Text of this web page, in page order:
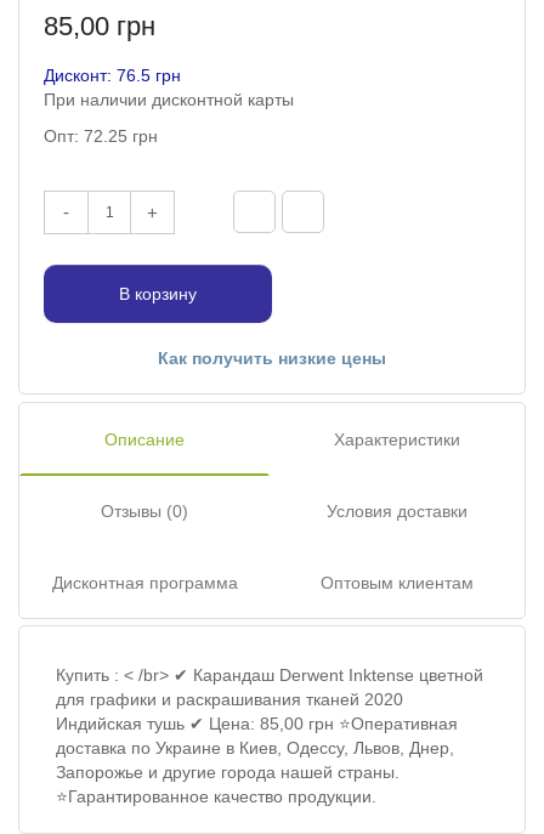
85,00 грн
Дисконт: 76.5 грн
При наличии дисконтной карты
Опт: 72.25 грн
- +
В корзину
Как получить низкие цены
Описание Характеристики
Отзывы (0) Условия доставки
Дисконтная программа Оптовым клиентам
Купить : < /br> ✔ Карандаш Derwent Inktense цветной
для графики и раскрашивания тканей 2020
Индийская тушь ✔ Цена: 85,00 грн ⭐Оперативная
доставка по Украине в Киев, Одессу, Львов, Днер,
Запорожье и другие города нашей страны.
⭐Гарантированное качество продукции.